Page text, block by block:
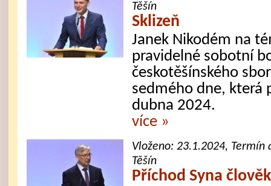
Těšín
Sklizeň
Janek Nikodém na
pravidelné sobotní
českotěšínského
sedmého dne, která
dubna 2024.
více »
Vloženo:23.1.2024, Termín
Těšín
Příchod Syna